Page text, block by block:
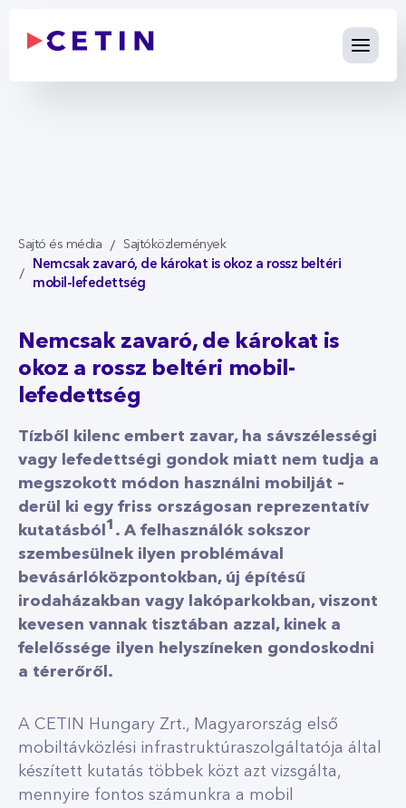
Sajtó és média Sajtóközlemények
Nemcsak zavaró, de károkat is okoz a rossz beltéri
mobil-lefedettség
Nemcsak zavaró, de károkat is
okoz a rossz beltéri mobil-
lefedettség
Tízből kilenc embert zavar, ha sávszélességi
vagy lefedettségi gondok miatt nem tudja a
megszokott módon használni mobilját –
derül ki egy friss országosan reprezentatív
kutatásból 1 . A felhasználók sokszor
szembesülnek ilyen problémával
bevásárlóközpontokban, új építésű
irodaházakban vagy lakóparkokban, viszont
kevesen vannak tisztában azzal, kinek a
felelőssége ilyen helyszíneken gondoskodni
a térerőről.
A CETIN Hungary Zrt., Magyarország első
mobiltávközlési infrastruktúraszolgáltatója által
készített kutatás többek közt azt vizsgálta,
mennyire fontos számunkra a mobil